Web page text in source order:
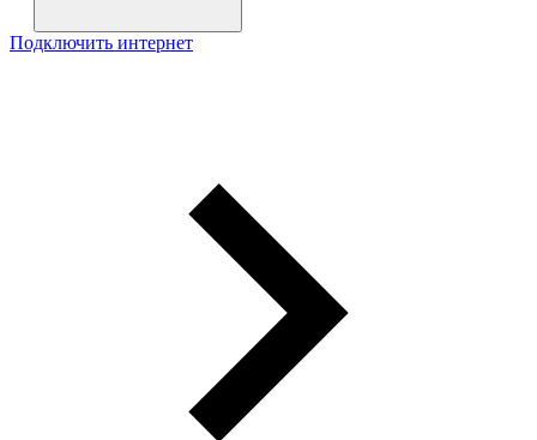
Подключить интернет